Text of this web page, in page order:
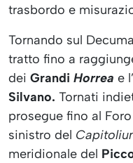
trasbordo e
Tornando sul
tratto fino a
dei Grandi Horrea e
Silvano. Tornati
prosegue fino al
sinistro del
meridionale del